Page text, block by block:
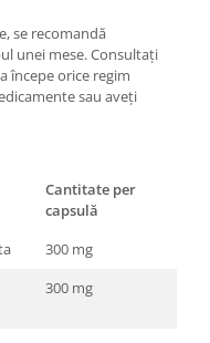
se recomandă
unei mese. Consultați
începe orice regim
sau aveți
Cantitate per
capsulă
300 mg
300 mg